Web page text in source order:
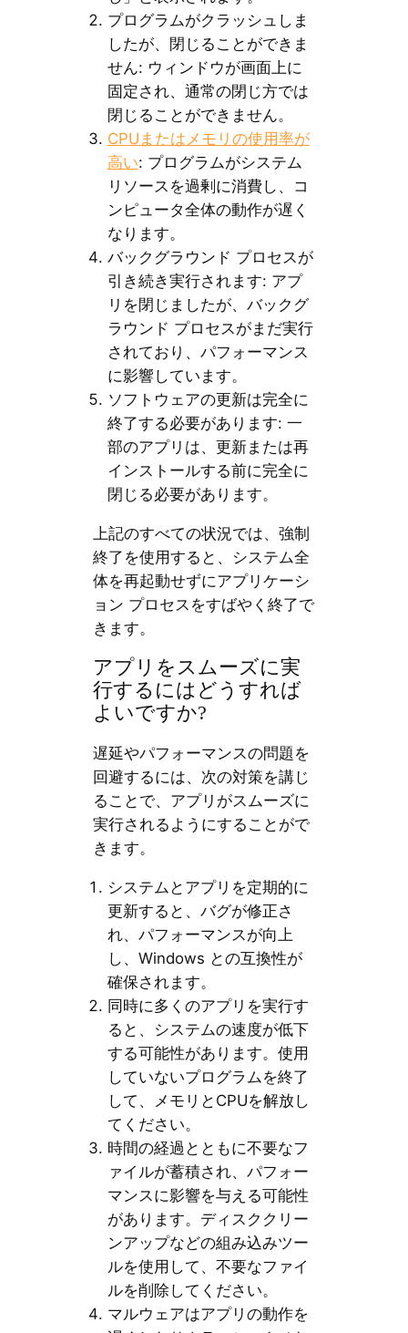
プログラムがクラッシュしま
したが、閉じることができま
せん: ウィンドウが画面上に
固定され、通常の閉じ方では
閉じることができません。
CPUまたはメモリの使用率が
高い: プログラムがシステム
リソースを過剰に消費し、コ
ンピュータ全体の動作が遅く
なります。
バックグラウンド プロセスが
引き続き実行されます: アプ
リを閉じましたが、バックグ
ラウンド プロセスがまだ実行
されており、パフォーマンス
に影響しています。
ソフトウェアの更新は完全に
終了する必要があります: 一
部のアプリは、更新または再
インストールする前に完全に
閉じる必要があります。
上記のすべての状況では、強制
終了を使用すると、システム全
体を再起動せずにアプリケーシ
ョン プロセスをすばやく終了で
きます。
アプリをスムーズに実
行するにはどうすれば
よいですか?
遅延やパフォーマンスの問題を
回避するには、次の対策を講じ
ることで、アプリがスムーズに
実行されるようにすることがで
きます。
システムとアプリを定期的に
更新すると、バグが修正さ
れ、パフォーマンスが向上
し、Windows との互換性が
確保されます。
同時に多くのアプリを実行す
ると、システムの速度が低下
する可能性があります。使用
していないプログラムを終了
して、メモリとCPUを解放し
てください。
時間の経過とともに不要なフ
ァイルが蓄積され、パフォー
マンスに影響を与える可能性
があります。ディスククリー
ンアップなどの組み込みツー
ルを使用して、不要なファイ
ルを削除してください。
マルウェアはアプリの動作を